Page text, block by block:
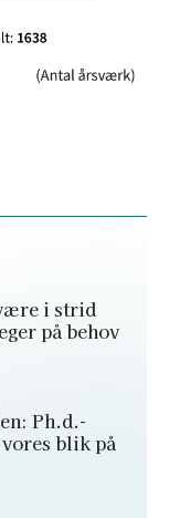
i strid
på behov
Ph.d.-
blik på